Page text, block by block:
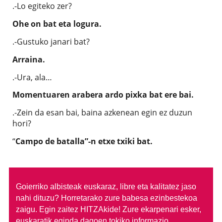
.-Lo egiteko zer?
Ohe on bat eta logura.
.-Gustuko janari bat?
Arraina.
.-Ura, ala…
Momentuaren arabera ardo pixka bat ere bai.
.-Zein da esan bai, baina azkenean egin ez duzun
hori?
“Campo de batalla”-n etxe txiki bat.
Goierriko albisteak euskaraz, libre eta kalitatez jaso
nahi dituzu? Horretarako zure babesa ezinbestekoa
zaigu. Egin zaitez HITZAkide! Zure ekarpenari esker,